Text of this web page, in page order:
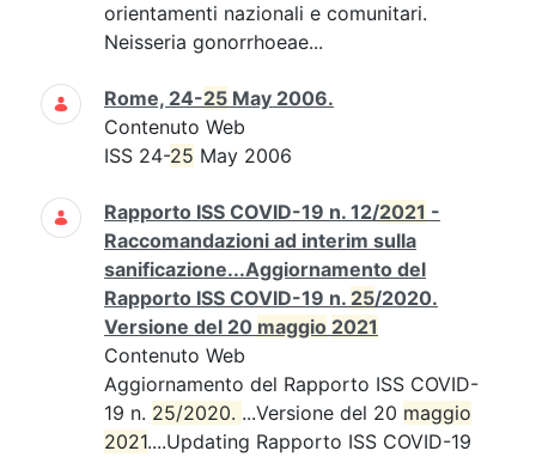
orientamenti nazionali e comunitari.
Neisseria gonorrhoeae...
Rome, 24-25 May 2006.
Contenuto Web
ISS 24-25 May 2006
Rapporto ISS COVID-19 n. 12/2021 -
Raccomandazioni ad interim sulla
sanificazione...Aggiornamento del
Rapporto ISS COVID-19 n. 25/2020.
Versione del 20 maggio 2021
Contenuto Web
Aggiornamento del Rapporto ISS COVID-
19 n. 25/2020. ...Versione del 20 maggio
2021....Updating Rapporto ISS COVID-19